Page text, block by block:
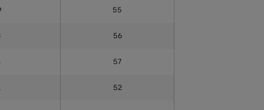
55
56
57
52